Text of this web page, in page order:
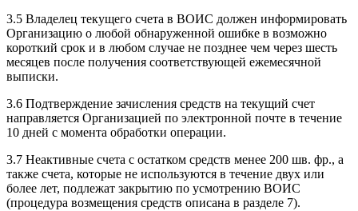
3.5 Владелец текущего счета в ВОИС должен информировать
Организацию о любой обнаруженной ошибке в возможно
короткий срок и в любом случае не позднее чем через шесть
месяцев после получения соответствующей ежемесячной
выписки.
3.6 Подтверждение зачисления средств на текущий счет
направляется Организацией по электронной почте в течение
10 дней с момента обработки операции.
3.7 Неактивные счета с остатком средств менее 200 шв. фр., а
также счета, которые не используются в течение двух или
более лет, подлежат закрытию по усмотрению ВОИС
(процедура возмещения средств описана в разделе 7).